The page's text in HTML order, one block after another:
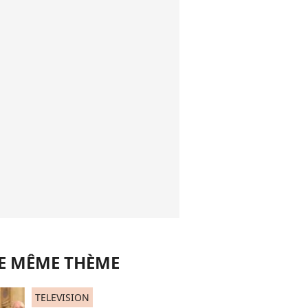
MÊME THÈME
TELEVISION